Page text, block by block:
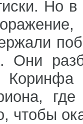
Но
Они
чтобы